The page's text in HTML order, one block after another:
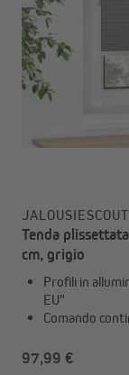
JALOUSIESCOUT
Tenda
cm, grigio
Profili in
EU"
Comando
97,99 €